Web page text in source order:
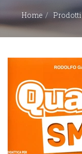
EDITORI
LIBRERIE
Home Prodotti